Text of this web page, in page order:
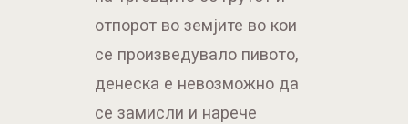
отпорот во земјите во кои
се произведувало пивото,
денеска е невозможно да
се замисли и нарече